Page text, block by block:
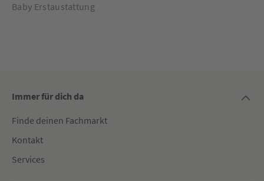
Baby Erstaustattung
Immer für dich da
Finde deinen Fachmarkt
Kontakt
Services